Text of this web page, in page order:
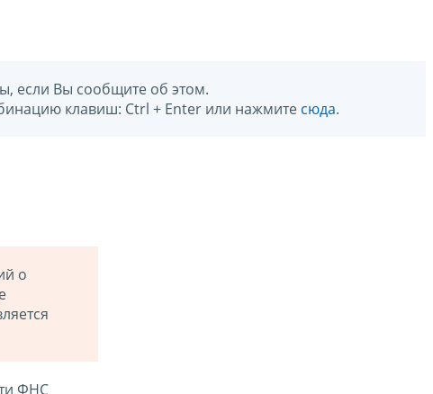
если Вы сообщите об этом.
клавиш: Ctrl + Enter или нажмите сюда.
о
ФНС